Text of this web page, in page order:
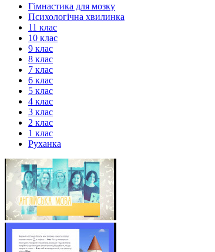
Гімнастика для мозку
Психологічна хвилинка
11 клас
10 клас
9 клас
8 клас
7 клас
6 клас
5 клас
4 клас
3 клас
2 клас
1 клас
Руханка